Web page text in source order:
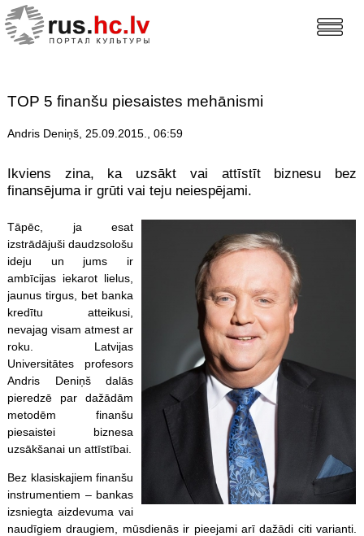
TOP 5 finanšu piesaistes mehānismi
Andris Deniņš, 25.09.2015., 06:59
Ikviens zina, ka uzsākt vai attīstīt biznesu bez
finansējuma ir grūti vai teju neiespējami.
Tāpēc, ja esat
izstrādājuši daudzsološu
ideju un jums ir
ambīcijas iekarot lielus,
jaunus tirgus, bet banka
kredītu atteikusi,
nevajag visam atmest ar
roku. Latvijas
Universitātes profesors
Andris Deniņš dalās
pieredzē par dažādām
metodēm finanšu
piesaistei biznesa
uzsākšanai un attīstībai.
Bez klasiskajiem finanšu
instrumentiem – bankas
izsniegta aizdevuma vai
naudīgiem draugiem, mūsdienās ir pieejami arī dažādi citi varianti.